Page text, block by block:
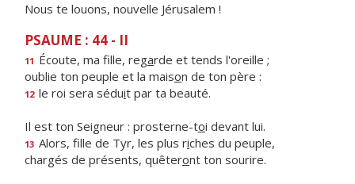
Nous te louons, nouvelle Jérusalem !
PSAUME : 44 - II
11 Écoute, ma fille, regarde et tends l'oreille ;
oublie ton peuple et la maison de ton père :
12 le roi sera séduit par ta beauté.
Il est ton Seigneur : prosterne-toi devant lui.
13 Alors, fille de Tyr, les plus riches du peuple,
chargés de présents, quêteront ton sourire.